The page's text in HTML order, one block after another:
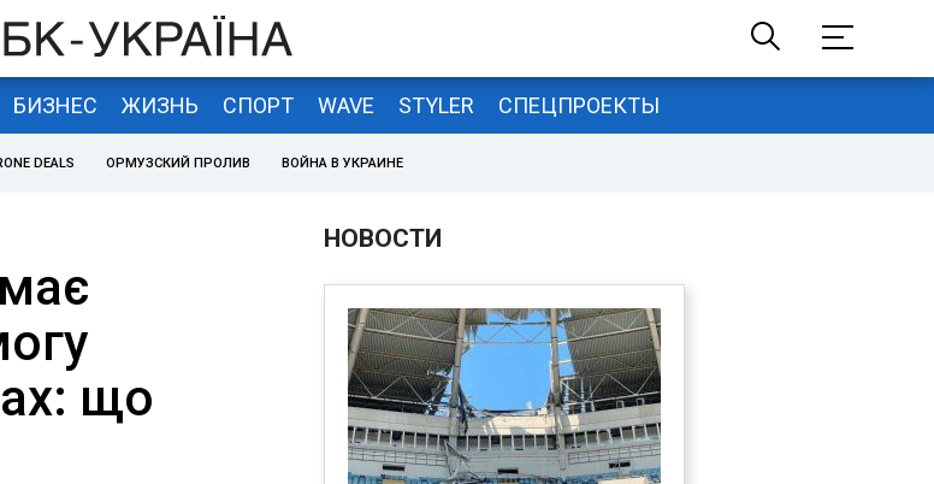
БИЗНЕС ЖИЗНЬ СПОРТ WAVE STYLER СПЕЦПРОЕКТЫ
DEALS ОРМУЗСКИЙ ПРОЛИВ ВОЙНА В УКРАИНЕ
що
НОВОСТИ